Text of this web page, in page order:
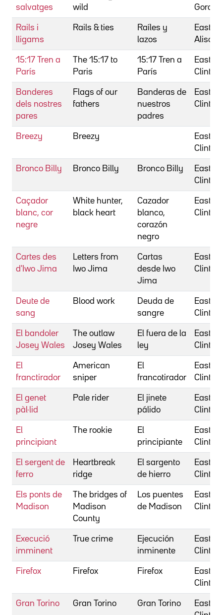
salvatges
wild
Gordon
Rails i
lligams
Rails & ties
Raíles y
lazos
Alison
15:17 Tren a
París
The 15:17 to
Paris
15:17 Tren a
París
Clint
Banderes
dels nostres
pares
Flags of our
fathers
Banderas de
nuestros
padres
Clint
Breezy Breezy
Clint
Bronco Billy Bronco Billy Bronco Billy
Clint
Caçador
blanc, cor
negre
White hunter,
black heart
Cazador
blanco,
corazón
negro
Clint
Cartes des
d'Iwo Jima
Letters from
Iwo Jima
Cartas
desde Iwo
Jima
Clint
Deute de
sang
Blood work
Deuda de
sangre
Clint
El bandoler
Josey Wales
The outlaw
Josey Wales
El fuera de la
ley
Clint
El
franctirador
American
sniper
El
francotirador
Clint
El genet
pàl·lid
Pale rider
El jinete
pálido
Clint
El
principiant
The rookie
El
principiante
Clint
El sergent de
ferro
Heartbreak
ridge
El sargento
de hierro
Clint
Els ponts de
Madison
The bridges of
Madison
County
Los puentes
de Madison
Clint
Execució
imminent
True crime
Ejecución
inminente
Clint
Firefox Firefox Firefox
Clint
Gran Torino Gran Torino Gran Torino